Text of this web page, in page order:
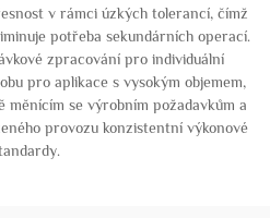
v rámci úzkých tolerancí, čímž
potřeba sekundárních operací.
zpracování pro individuální
pro aplikace s vysokým objemem,
měnícím se výrobním požadavkům a
provozu konzistentní výkonové